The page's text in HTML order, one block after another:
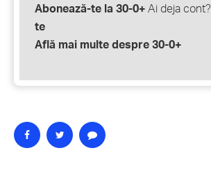
Abonează-te la 30-0+ Ai deja cont?
te
Află mai multe despre 30-0+